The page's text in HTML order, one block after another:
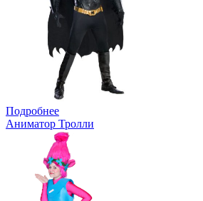
Подробнее
Аниматор Тролли